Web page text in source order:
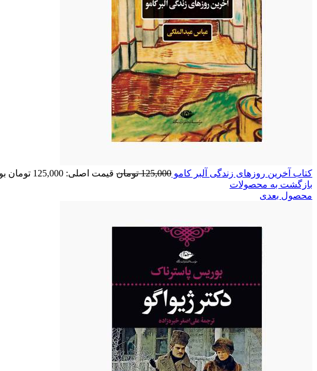
کتاب آخرین روزهای زندگی آلبر کامو 125,000 تومان قیمت اصلی: 125,000 تومان بود.
بازگشت به محصولات
محصول بعدی